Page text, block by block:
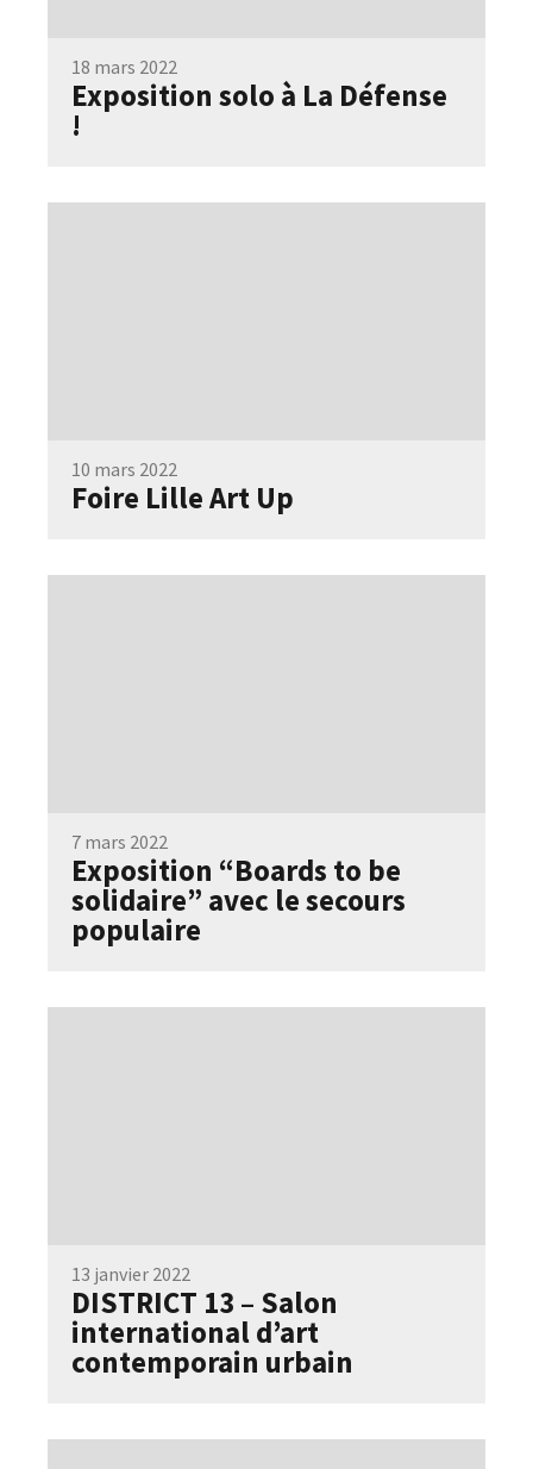
18 mars 2022
Exposition solo à La Défense
!
10 mars 2022
Foire Lille Art Up
7 mars 2022
Exposition “Boards to be
solidaire” avec le secours
populaire
13 janvier 2022
DISTRICT 13 – Salon
international d’art
contemporain urbain